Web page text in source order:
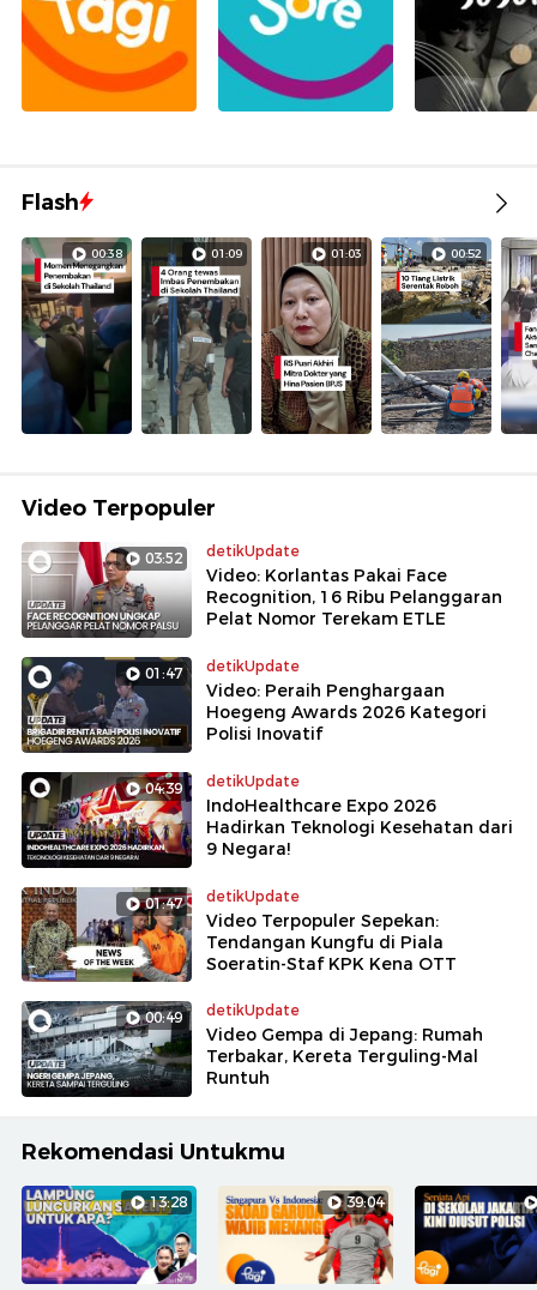
Flash
00:38 01:09 01:03 00:52
Video Terpopuler
03:52 detikUpdate
Video: Korlantas Pakai Face
Recognition, 16 Ribu Pelanggaran
Pelat Nomor Terekam ETLE
01:47 detikUpdate
Video: Peraih Penghargaan
Hoegeng Awards 2026 Kategori
Polisi Inovatif
04:39 detikUpdate
IndoHealthcare Expo 2026
Hadirkan Teknologi Kesehatan dari
9 Negara!
01:47 detikUpdate
Video Terpopuler Sepekan:
Tendangan Kungfu di Piala
Soeratin-Staf KPK Kena OTT
00:49 detikUpdate
Video Gempa di Jepang: Rumah
Terbakar, Kereta Terguling-Mal
Runtuh
Rekomendasi Untukmu
13:28 39:04